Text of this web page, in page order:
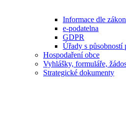
Informace dle
e-podatelna
GDPR
Úřady s působností
Hospodaření obce
Vyhlášky, formuláře,
Strategické dokumenty